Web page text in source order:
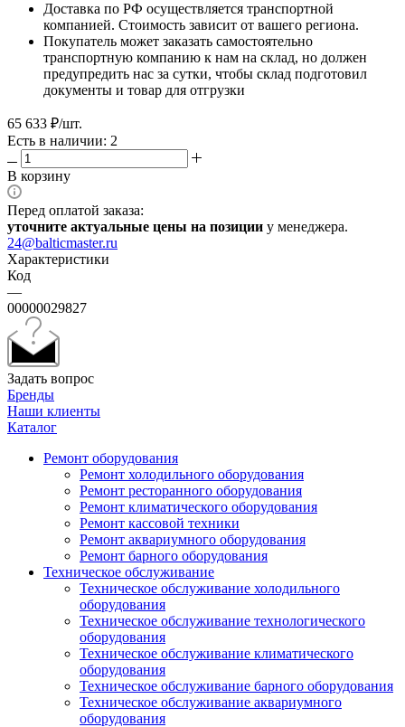
Доставка по РФ осуществляется транспортной
компанией. Стоимость зависит от вашего региона.
Покупатель может заказать самостоятельно
транспортную компанию к нам на склад, но должен
предупредить нас за сутки, чтобы склад подготовил
документы и товар для отгрузки
65 633 ₽/шт.
Есть в наличии: 2
В корзину
Перед оплатой заказа:
уточните актуальные цены на позиции у менеджера.
24@balticmaster.ru
Характеристики
Код
—
00000029827
Задать вопрос
Бренды
Наши клиенты
Каталог
Ремонт оборудования
Ремонт холодильного оборудования
Ремонт ресторанного оборудования
Ремонт климатического оборудования
Ремонт кассовой техники
Ремонт аквариумного оборудования
Ремонт барного оборудования
Техническое обслуживание
Техническое обслуживание холодильного
оборудования
Техническое обслуживание технологического
оборудования
Техническое обслуживание климатического
оборудования
Техническое обслуживание барного оборудования
Техническое обслуживание аквариумного
оборудования